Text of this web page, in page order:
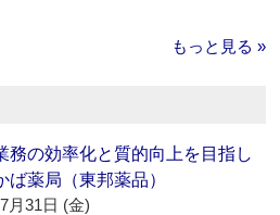
もっと見る »
務の効率化と質的向上を目指し
ば薬局（東邦薬品）
月31日 (金)